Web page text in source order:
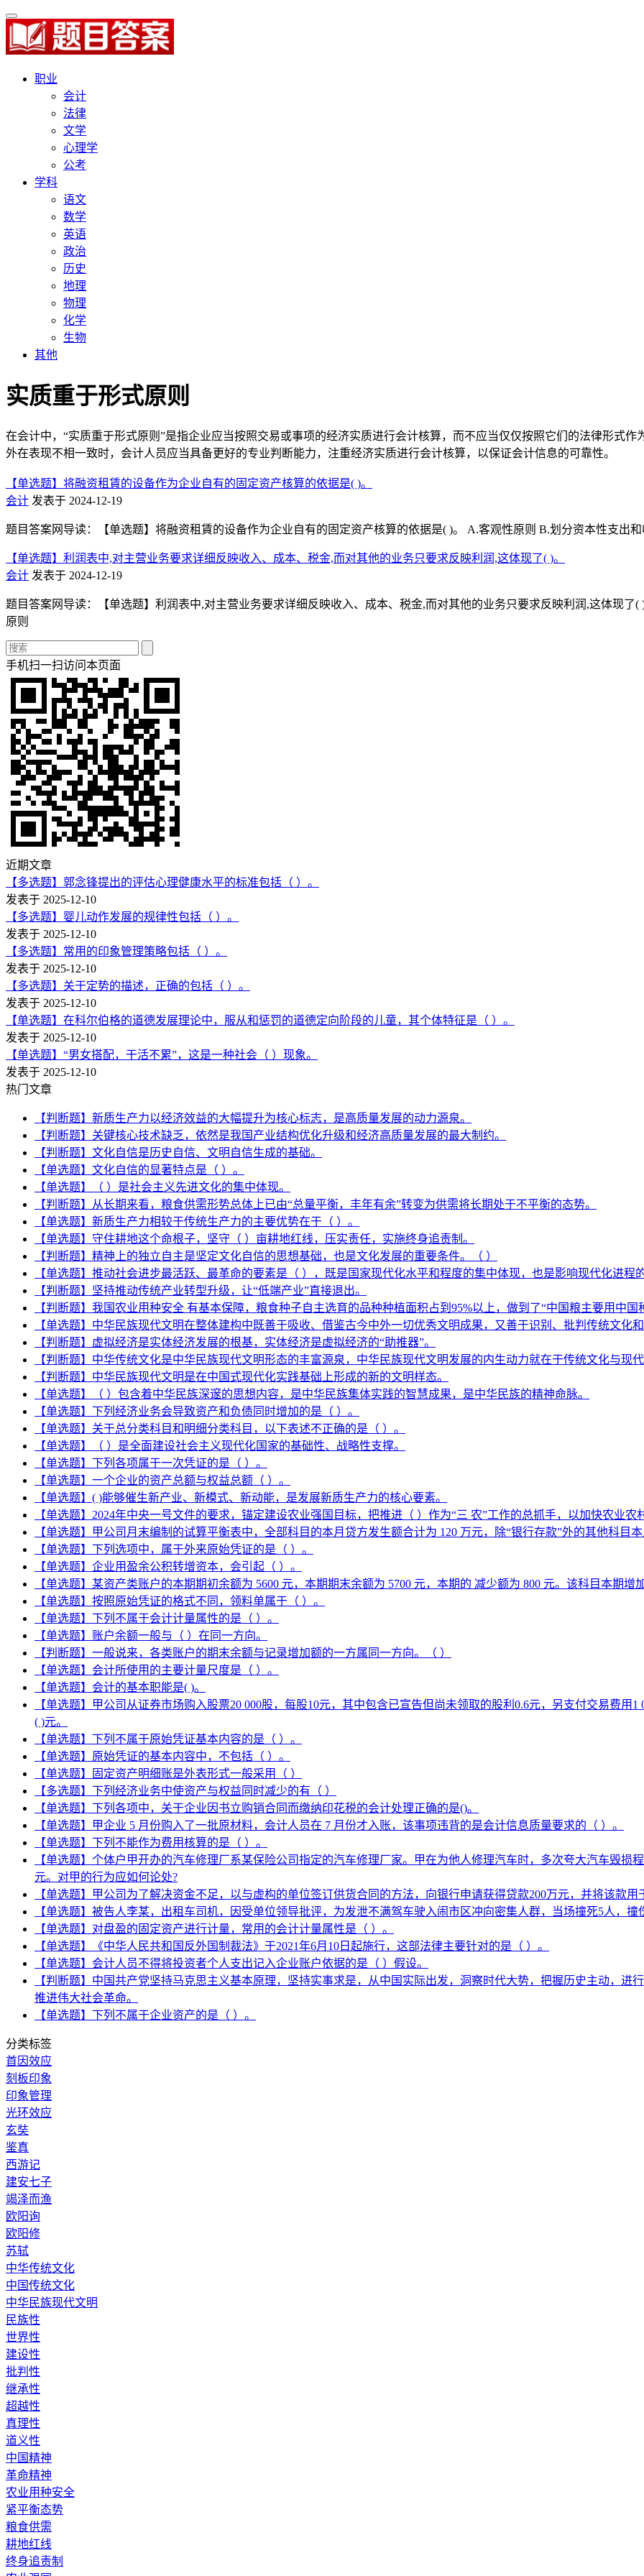
职业
会计
法律
文学
心理学
公考
学科
语文
数学
英语
政治
历史
地理
物理
化学
生物
其他
实质重于形式原则
在会计中，“实质重于形式原则”是指企业应当按照交易或事项的经济实质进行会计核算，而不应当仅仅按照它们的法律形式
外在表现不相一致时，会计人员应当具备更好的专业判断能力，注重经济实质进行会计核算，以保证会计信息的可靠性。
【单选题】将融资租賃的设备作为企业自有的固定资产核算的依据是( )。
会计 发表于 2024-12-19
题目答案网导读：【单选题】将融资租賃的设备作为企业自有的固定资产核算的依据是( )。 A.客观性原则 B.划分资本性支出
【单选题】利润表中,对主营业务要求详细反映收入、成本、税金,而对其他的业务只要求反映利润,这体现了( )。
会计 发表于 2024-12-19
题目答案网导读：【单选题】利润表中,对主营业务要求详细反映收入、成本、税金,而对其他的业务只要求反映利润,这体现了
原则
手机扫一扫访问本页面
近期文章
【多选题】郭念锋提出的评估心理健康水平的标准包括（ ）。
发表于 2025-12-10
【多选题】婴儿动作发展的规律性包括（ ）。
发表于 2025-12-10
【多选题】常用的印象管理策略包括（ ）。
发表于 2025-12-10
【多选题】关于定势的描述，正确的包括（ ）。
发表于 2025-12-10
【单选题】在科尔伯格的道德发展理论中，服从和惩罚的道德定向阶段的儿童，其个体特征是（ ）。
发表于 2025-12-10
【单选题】“男女搭配，干活不累”，这是一种社会（ ）现象。
发表于 2025-12-10
热门文章
【判断题】新质生产力以经济效益的大幅提升为核心标志，是高质量发展的动力源泉。
【判断题】关键核心技术缺乏，依然是我国产业结构优化升级和经济高质量发展的最大制约。
【判断题】文化自信是历史自信、文明自信生成的基础。
【单选题】文化自信的显著特点是（ ）。
【单选题】（ ）是社会主义先进文化的集中体现。
【判断题】从长期来看，粮食供需形势总体上已由“总量平衡，丰年有余”转变为供需将长期处于不平衡的态势。
【单选题】新质生产力相较于传统生产力的主要优势在于（ ）。
【单选题】守住耕地这个命根子，坚守（ ）亩耕地红线，压实责任，实施终身追责制。
【判断题】精神上的独立自主是坚定文化自信的思想基础，也是文化发展的重要条件。（ ）
【单选题】推动社会进步最活跃、最革命的要素是（ ），既是国家现代化水平和程度的集中体现，也是影响现代化进程
【判断题】坚持推动传统产业转型升级，让“低端产业”直接退出。
【判断题】我国农业用种安全 有基本保障，粮食种子自主选育的品种种植面积占到95%以上，做到了“中国粮主要用中国
【单选题】中华民族现代文明在整体建构中既善于吸收、借鉴古今中外一切优秀文明成果，又善于识别、批判传统文化
【判断题】虚拟经济是实体经济发展的根基，实体经济是虚拟经济的“助推器”。
【判断题】中华传统文化是中华民族现代文明形态的丰富源泉，中华民族现代文明发展的内生动力就在于传统文化与现代
【判断题】中华民族现代文明是在中国式现代化实践基础上形成的新的文明样态。
【单选题】（ ）包含着中华民族深邃的思想内容，是中华民族集体实践的智慧成果，是中华民族的精神命脉。
【单选题】下列经济业务会导致资产和负债同时增加的是（ ）。
【单选题】关于总分类科目和明细分类科目，以下表述不正确的是（ ）。
【单选题】（ ）是全面建设社会主义现代化国家的基础性、战略性支撑。
【单选题】下列各项属于一次凭证的是（ ）。
【单选题】一个企业的资产总额与权益总额（ ）。
【单选题】( )能够催生新产业、新模式、新动能，是发展新质生产力的核心要素。
【单选题】2024年中央一号文件的要求，锚定建设农业强国目标，把推进（ ）作为“三 农”工作的总抓手，以加快农业农
【单选题】甲公司月末编制的试算平衡表中，全部科目的本月贷方发生额合计为 120 万元，除“银行存款”外的其他科目
【单选题】下列选项中，属于外来原始凭证的是（ ）。
【单选题】企业用盈余公积转增资本，会引起（ ）。
【单选题】某资产类账户的本期期初余额为 5600 元，本期期末余额为 5700 元，本期的 减少额为 800 元。该科目本期增
【单选题】按照原始凭证的格式不同，领料单属于（ ）。
【单选题】下列不属于会计计量属性的是（ ）。
【单选题】账户余额一般与（ ）在同一方向。
【判断题】一般说来，各类账户的期末余额与记录增加额的一方属同一方向。（ ）
【单选题】会计所使用的主要计量尺度是（ ）。
【单选题】会计的基本职能是( )。
【单选题】甲公司从证券市场购入股票20 000股，每股10元，其中包含已宣告但尚未领取的股利0.6元，另支付交易费
( )元。
【单选题】下列不属于原始凭证基本内容的是（ ）。
【单选题】原始凭证的基本内容中，不包括（ ）。
【单选题】固定资产明细账是外表形式一般采用（ ）
【多选题】下列经济业务中使资产与权益同时减少的有（ ）
【单选题】下列各项中，关于企业因书立购销合同而缴纳印花税的会计处理正确的是()。
【单选题】甲企业 5 月份购入了一批原材料，会计人员在 7 月份才入账，该事项违背的是会计信息质量要求的（ ）。
【单选题】下列不能作为费用核算的是（ ）。
【单选题】个体户甲开办的汽车修理厂系某保险公司指定的汽车修理厂家。甲在为他人修理汽车时，多次夸大汽车毁损
元。对甲的行为应如何论处?
【单选题】甲公司为了解决资金不足，以与虚构的单位签订供货合同的方法，向银行申请获得贷款200万元，并将该款
【单选题】被告人李某，出租车司机，因受单位领导批评，为发泄不满驾车驶入闹市区冲向密集人群，当场撞死5人，撞
【单选题】对盘盈的固定资产进行计量，常用的会计计量属性是（ ）。
【单选题】《中华人民共和国反外国制裁法》于2021年6月10日起施行，这部法律主要针对的是（ ）。
【单选题】会计人员不得将投资者个人支出记入企业账户依据的是（ ）假设。
【判断题】中国共产党坚持马克思主义基本原理，坚持实事求是，从中国实际出发，洞察时代大势，把握历史主动，
推进伟大社会革命。
【单选题】下列不属于企业资产的是（ ）。
分类标签
首因效应
刻板印象
印象管理
光环效应
玄奘
鉴真
西游记
建安七子
竭泽而渔
欧阳询
欧阳修
苏轼
中华传统文化
中国传统文化
中华民族现代文明
民族性
世界性
建设性
批判性
继承性
超越性
真理性
道义性
中国精神
革命精神
农业用种安全
紧平衡态势
粮食供需
耕地红线
终身追责制